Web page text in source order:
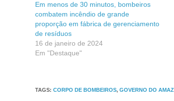
Em menos de 30 minutos, bombeiros
combatem incêndio de grande
proporção em fábrica de gerenciamento
de resíduos
16 de janeiro de 2024
Em "Destaque"
TAGS: CORPO DE BOMBEIROS, GOVERNO DO